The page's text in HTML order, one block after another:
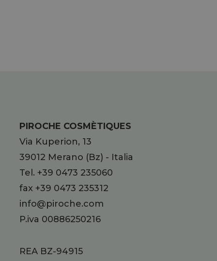
PIROCHE COSMÈTIQUES
Via Kuperion, 13
39012 Merano (Bz) - Italia
Tel.+39 0473 235060
fax +39 0473 235312
info@piroche.com
P.iva 00886250216
REA BZ-94915